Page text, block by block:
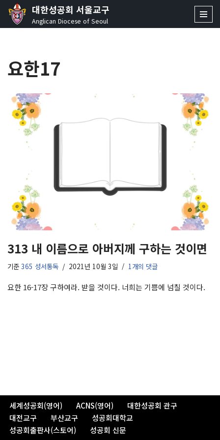
콘
로
건
뛰
기
대한성공회 서울교구
Anglican Diocese of Seoul
요한17
313 내 이름으로 아버지께 구하는 것이면
기준 365 성서통독 2021년 10월 3일 1개의 댓글
요한 16-17장 구하여라. 받을 것이다. 너희는 기쁨에 넘칠 것이다.
세계성공회(영어) ACNS(영어)
대한성공회 관구
대전교구
부산교구
성공회대학교
성공회출판사(스토어)
성공회 신문